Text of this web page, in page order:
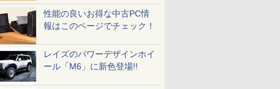
性能の良いお得な中古PC情
報はこのページでチェック！
レイズのパワーデザインホイ
ール「M6」に新色登場!!